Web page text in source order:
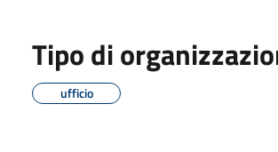
Tipo di
ufficio